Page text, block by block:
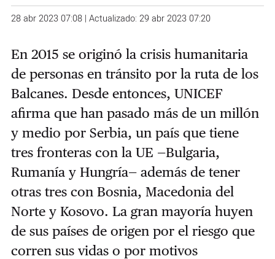
28 abr 2023 07:08 | Actualizado: 29 abr 2023 07:20
En 2015 se originó la crisis humanitaria
de personas en tránsito por la ruta de los
Balcanes. Desde entonces, UNICEF
afirma que han pasado más de un millón
y medio por Serbia, un país que tiene
tres fronteras con la UE —Bulgaria,
Rumanía y Hungría— además de tener
otras tres con Bosnia, Macedonia del
Norte y Kosovo. La gran mayoría huyen
de sus países de origen por el riesgo que
corren sus vidas o por motivos